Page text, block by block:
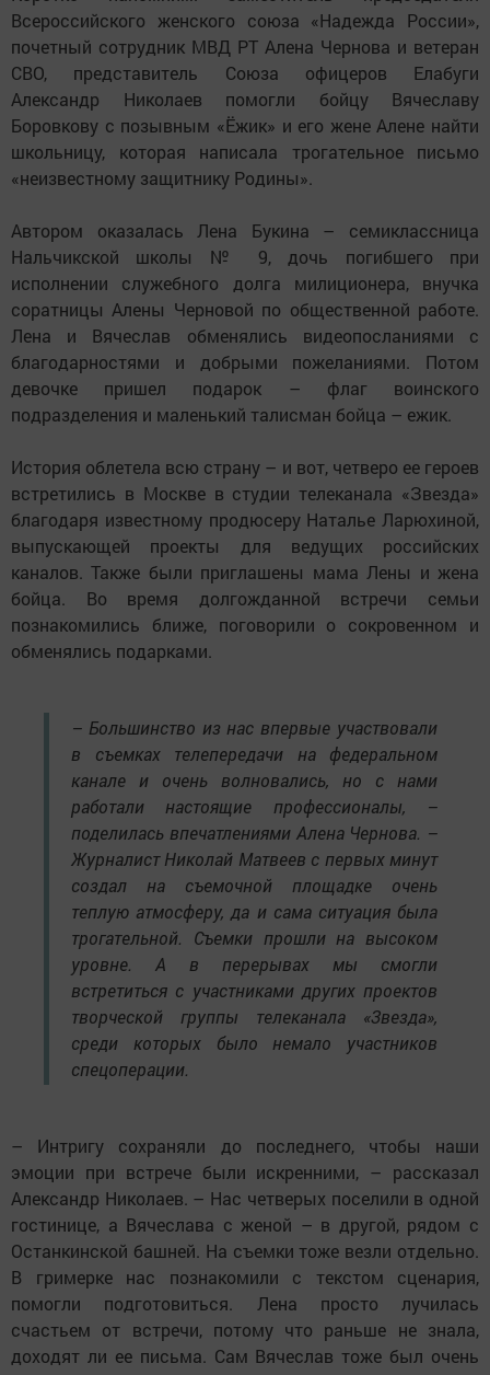
Всероссийского женского союза «Надежда России»,
почетный сотрудник МВД РТ Алена Чернова и ветеран
СВО, представитель Союза офицеров Елабуги
Александр Николаев помогли бойцу Вячеславу
Боровкову с позывным «Ёжик» и его жене Алене найти
школьницу, которая написала трогательное письмо
«неизвестному защитнику Родины».
Автором оказалась Лена Букина – семиклассница
Нальчикской школы № 9, дочь погибшего при
исполнении служебного долга милиционера, внучка
соратницы Алены Черновой по общественной работе.
Лена и Вячеслав обменялись видеопосланиями с
благодарностями и добрыми пожеланиями. Потом
девочке пришел подарок – флаг воинского
подразделения и маленький талисман бойца – ежик.
История облетела всю страну – и вот, четверо ее героев
встретились в Москве в студии телеканала «Звезда»
благодаря известному продюсеру Наталье Ларюхиной,
выпускающей проекты для ведущих российских
каналов. Также были приглашены мама Лены и жена
бойца. Во время долгожданной встречи семьи
познакомились ближе, поговорили о сокровенном и
обменялись подарками.
– Большинство из нас впервые участвовали
в съемках телепередачи на федеральном
канале и очень волновались, но с нами
работали настоящие профессионалы, –
поделилась впечатлениями Алена Чернова. –
Журналист Николай Матвеев с первых минут
создал на съемочной площадке очень
теплую атмосферу, да и сама ситуация была
трогательной. Съемки прошли на высоком
уровне. А в перерывах мы смогли
встретиться с участниками других проектов
творческой группы телеканала «Звезда»,
среди которых было немало участников
спецоперации.
– Интригу сохраняли до последнего, чтобы наши
эмоции при встрече были искренними, – рассказал
Александр Николаев. – Нас четверых поселили в одной
гостинице, а Вячеслава с женой – в другой, рядом с
Останкинской башней. На съемки тоже везли отдельно.
В гримерке нас познакомили с текстом сценария,
помогли подготовиться. Лена просто лучилась
счастьем от встречи, потому что раньше не знала,
доходят ли ее письма. Сам Вячеслав тоже был очень